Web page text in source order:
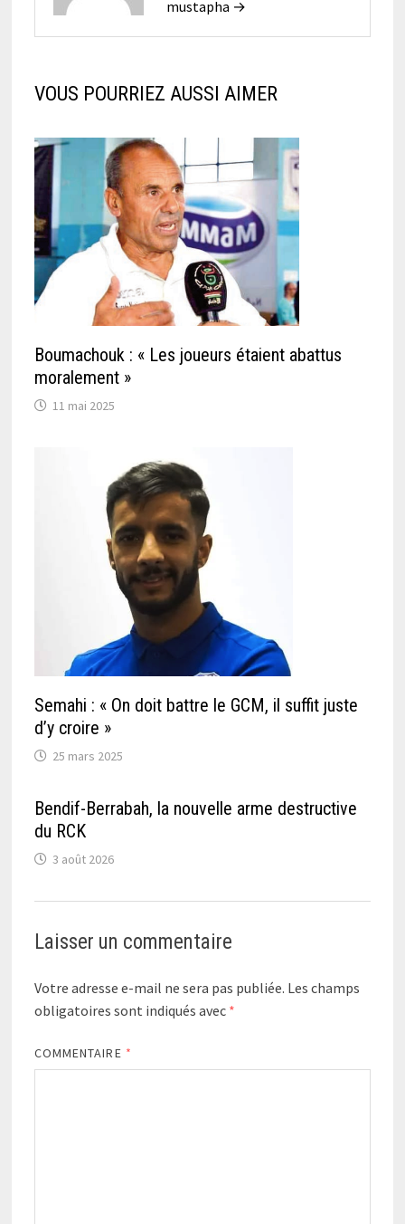
mustapha →
VOUS POURRIEZ AUSSI AIMER
Boumachouk : « Les joueurs étaient abattus
moralement »
11 mai 2025
Semahi : « On doit battre le GCM, il suffit juste
d’y croire »
25 mars 2025
Bendif-Berrabah, la nouvelle arme destructive
du RCK
3 août 2026
Laisser un commentaire
Votre adresse e-mail ne sera pas publiée. Les champs
obligatoires sont indiqués avec *
COMMENTAIRE *